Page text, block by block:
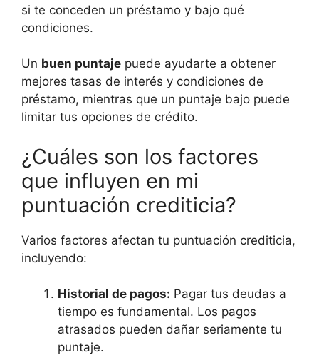
si te conceden un préstamo y bajo qué
condiciones.
Un buen puntaje puede ayudarte a obtener
mejores tasas de interés y condiciones de
préstamo, mientras que un puntaje bajo puede
limitar tus opciones de crédito.
¿Cuáles son los factores
que influyen en mi
puntuación crediticia?
Varios factores afectan tu puntuación crediticia,
incluyendo:
Historial de pagos: Pagar tus deudas a
tiempo es fundamental. Los pagos
atrasados pueden dañar seriamente tu
puntaje.